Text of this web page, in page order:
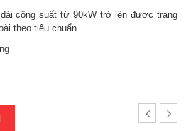
công suất từ ​​90kW trở lên được trang
theo tiêu chuẩn